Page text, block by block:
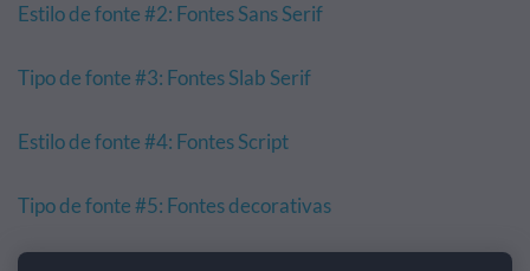
Estilo de fonte #2: Fontes Sans Serif
Tipo de fonte #3: Fontes Slab Serif
Estilo de fonte #4: Fontes Script
Tipo de fonte #5: Fontes decorativas